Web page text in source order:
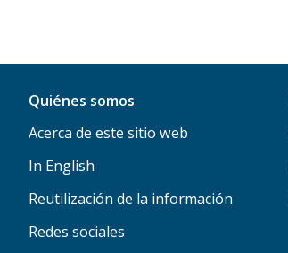
Quiénes somos
Acerca de este sitio web
In English
Reutilización de la información
Redes sociales